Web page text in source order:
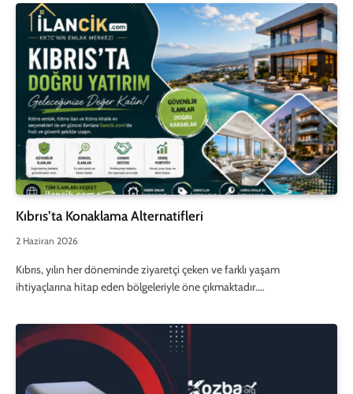
Kıbrıs’ta Konaklama Alternatifleri
2 Haziran 2026
Kıbrıs, yılın her döneminde ziyaretçi çeken ve farklı yaşam
ihtiyaçlarına hitap eden bölgeleriyle öne çıkmaktadır.…